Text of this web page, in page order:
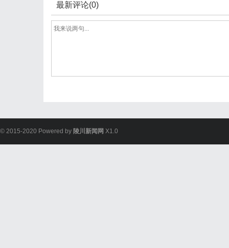
最新评论(0)
© 2015-2020 Powered by 陵川新闻网 X1.0